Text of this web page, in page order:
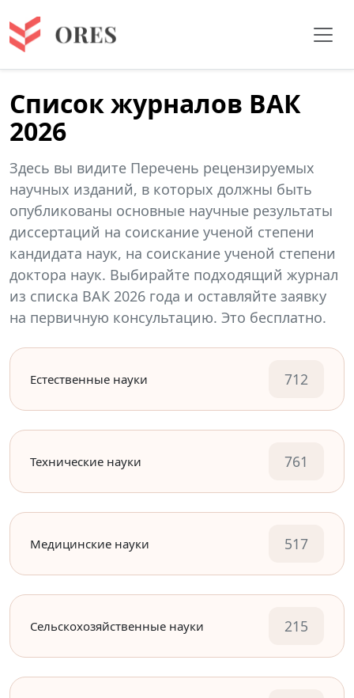
Список журналов ВАК
2026
Здесь вы видите Перечень рецензируемых
научных изданий, в которых должны быть
опубликованы основные научные результаты
диссертаций на соискание ученой степени
кандидата наук, на соискание ученой степени
доктора наук. Выбирайте подходящий журнал
из списка ВАК 2026 года и оставляйте заявку
на первичную консультацию. Это бесплатно.
Естественные науки 712
Технические науки 761
Медицинские науки 517
Сельскохозяйственные науки 215